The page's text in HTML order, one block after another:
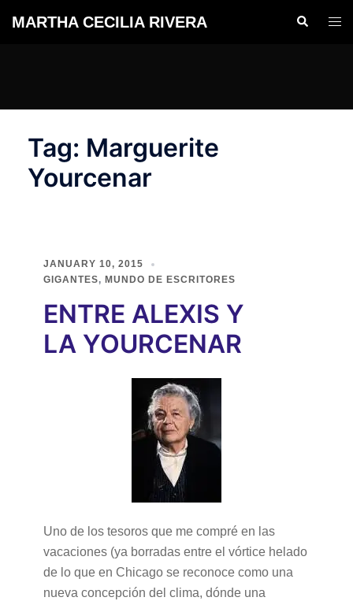
MARTHA CECILIA RIVERA Search
Tag: Marguerite
Yourcenar
JANUARY 10, 2015
GIGANTES, MUNDO DE ESCRITORES
ENTRE ALEXIS Y
LA YOURCENAR
Uno de los tesoros que me compré en las
vacaciones (ya borradas entre el vórtice helado
de lo que en Chicago se reconoce como una
nueva concepción del clima, dónde una